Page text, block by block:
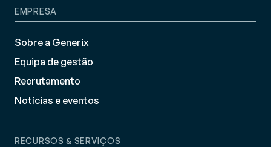
EMPRESA
Sobre a Generix
Equipa de gestão
Recrutamento
Notícias e eventos
RECURSOS & SERVIÇOS